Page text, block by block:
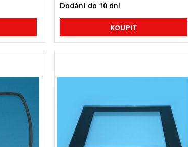
Dodání do 10 dní